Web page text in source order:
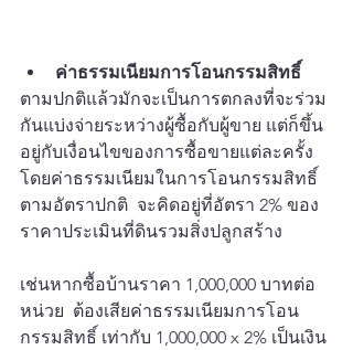
ค่าธรรมเนียมการโอนกรรมสิทธิ์
ตามปกติแล้วมักจะเป็นการตกลงที่จะร่วม
กันแบ่งจ่ายระหว่างผู้ซื้อกับผู้ขาย แต่ก็ขึ้น
อยู่กับเงื่อนไขของการซื้อขายแต่ละครั้ง
โดยค่าธรรมเนียมในการโอนกรรมสิทธิ์
ตามอัตราปกติ  จะคิดอยู่ที่อัตรา 2% ของ
ราคาประเมินที่ดินรวมสิ่งปลูกสร้าง
เช่นหากซื้อบ้านราคา 1,000,000 บาทต่อ
หน่วย  ต้องเสียค่าธรรมเนียมการโอน
กรรมสิทธิ์ เท่ากับ 1,000,000 x 2% เป็นเงิน